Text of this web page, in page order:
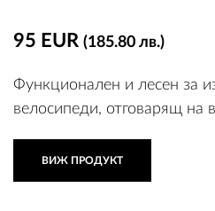
95 EUR (185.80 лв.)
Функционален и лесен за
велосипеди, отговарящ на
ВИЖ ПРОДУКТ